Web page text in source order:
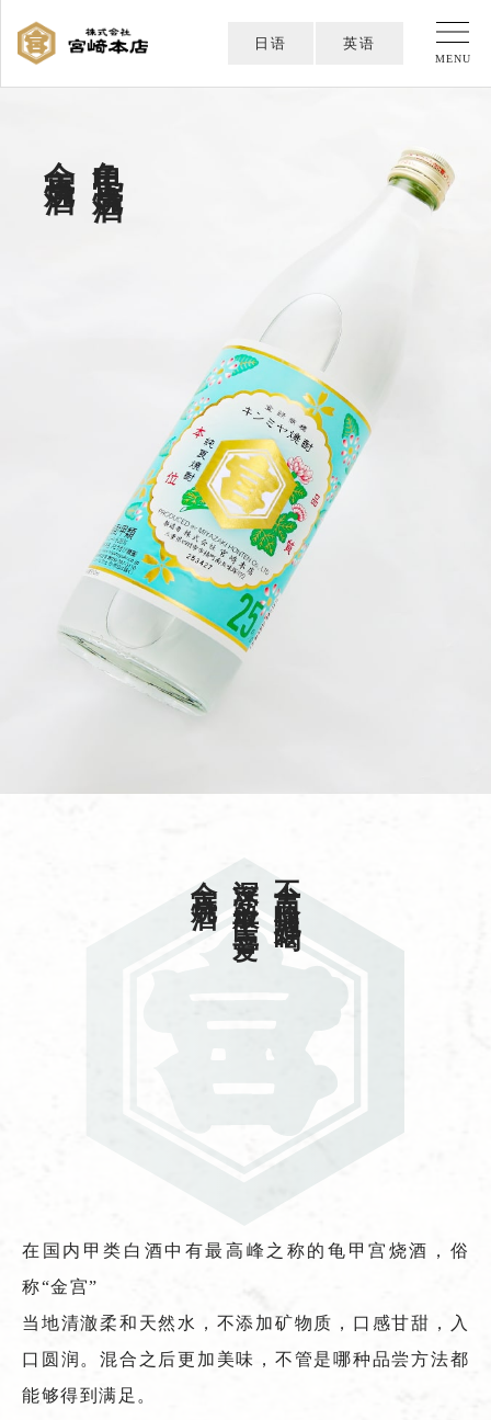
MENU
日语 英语
龟甲宫烧酒
不言而喻地好喝
深受一般平民喜爱
金宫烧酒
在国内甲类白酒中有最高峰之称的龟甲宫烧酒，俗
称“金宫”
当地清澈柔和天然水，不添加矿物质，口感甘甜，入
口圆润。混合之后更加美味，不管是哪种品尝方法都
能够得到满足。